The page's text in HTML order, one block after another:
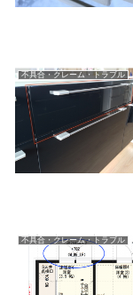
不具合・クレーム・トラブル
不具合・クレーム・トラブル